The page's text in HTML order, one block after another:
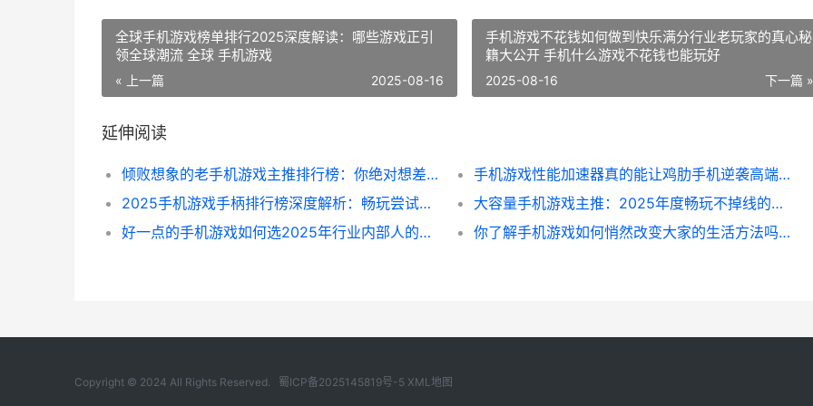
全球手机游戏榜单排行2025深度解读：哪些游戏正引
领全球潮流 全球 手机游戏
« 上一篇 2025-08-16
手机游戏不花钱如何做到快乐满分行业老玩家的真心秘
籍大公开 手机什么游戏不花钱也能玩好
下一篇 »
2025-08-16
延伸阅读
倾败想象的老手机游戏主推排行榜：你绝对想差点哪些典范逆袭重返热榜 倾败想象的老手是谁
手机游戏性能加速器真的能让鸡肋手机逆袭高端一场看不见硝烟的极点加速实验 手机游戏性能加速
2025手机游戏手柄排行榜深度解析：畅玩尝试背后的细节和选择 2821游戏手机
大容量手机游戏主推：2025年度畅玩不掉线的硬核选择和玩家尝试 容量大的手机游戏
好一点的手机游戏如何选2025年行业内部人的避坑同享 好一点的手机游戏有哪些
你了解手机游戏如何悄然改变大家的生活方法吗 了解手机游戏对学生的危害有
Copyright © 2024 All Rights Reserved. 蜀ICP备2025145819号-5 XML地图